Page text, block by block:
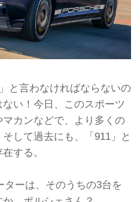
と言わなければならないの
い！今日、このスポーツ
カンなどで、より多くの
して過去にも、「911」と
する。
ターは、そのうちの3台を